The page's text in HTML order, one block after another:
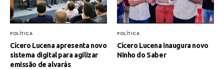
POLÍTICA
Cícero Lucena apresenta novo
sistema digital para agilizar
emissão de alvarás
POLÍTICA
Cícero Lucena inaugura novo
Ninho do Saber